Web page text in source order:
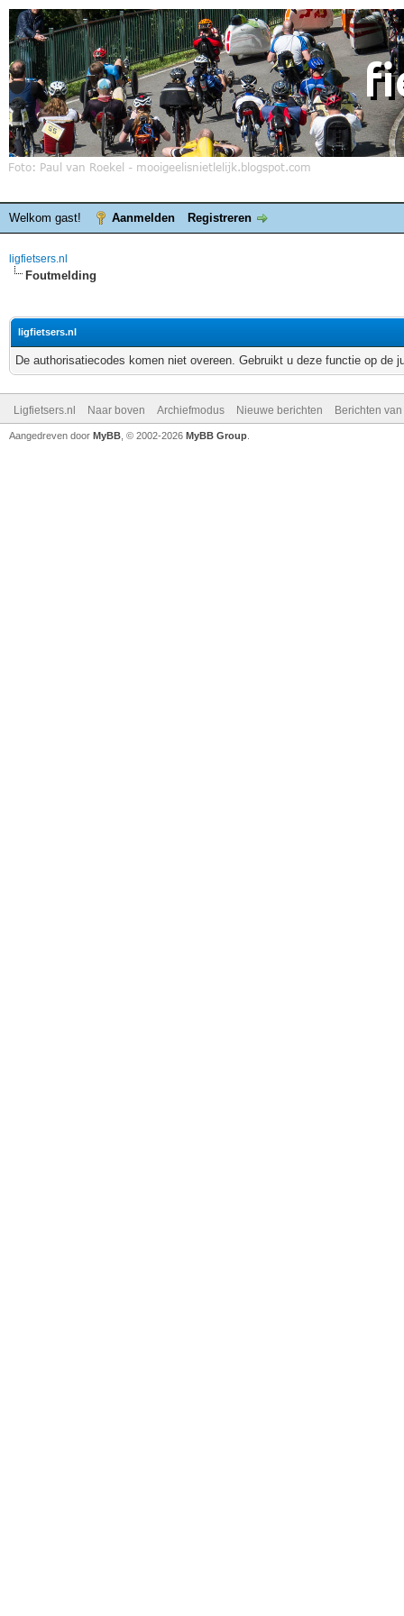
Welkom gast! Aanmelden Registreren
ligfietsers.nl
Foutmelding
ligfietsers.nl
De authorisatiecodes komen niet overeen. Gebruikt u deze functie op de
Ligfietsers.nl Naar boven Archiefmodus Nieuwe berichten Berichten
Aangedreven door MyBB , © 2002-2026 MyBB Group